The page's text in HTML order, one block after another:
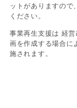
ットがありますので
ください。
事業再生支援は 経
画を作成する場合に
施されます。